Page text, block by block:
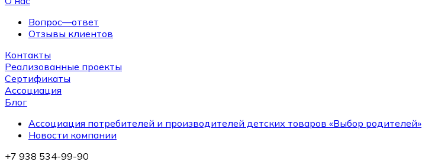
Вопрос—ответ
Отзывы клиентов
Контакты
Реализованные проекты
Сертификаты
Ассоциация
Блог
Ассоциация потребителей и производителей детских товаров «Выбор родителей»
Новости компании
+7 938 534-99-90